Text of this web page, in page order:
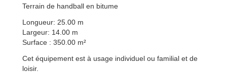
Terrain de handball en bitume
Longueur: 25.00 m
Largeur: 14.00 m
Surface : 350.00 m²
Cet équipement est à usage individuel ou familial et de
loisir.